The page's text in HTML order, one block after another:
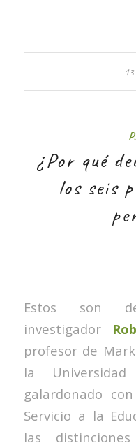
¿Por qué
los seis
Estos son
investigador
profesor de
la
galardonado
Servicio a la
las